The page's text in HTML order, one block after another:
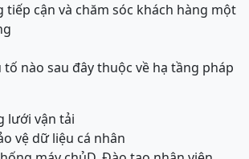
tiếp cận và chăm sóc khách hàng một
tố nào sau đây thuộc về hạ tầng pháp
lưới vận tải
vệ dữ liệu cá nhân